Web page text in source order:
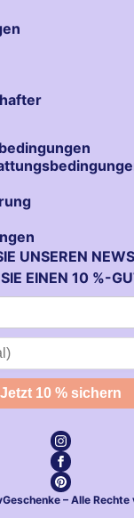
UNSEREN
EINEN 10 %-
– Alle Rechte